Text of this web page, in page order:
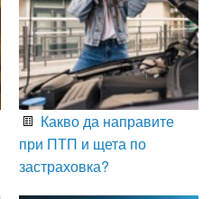
Какво да направите
при ПТП и щета по
застраховка?